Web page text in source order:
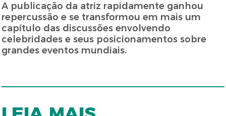
A publicação da atriz rapidamente ganhou
repercussão e se transformou em mais um
capítulo das discussões envolvendo
celebridades e seus posicionamentos sobre
grandes eventos mundiais.